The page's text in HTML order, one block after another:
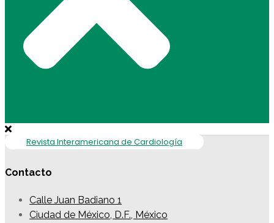
Revista Interamericana de Cardiología
Contacto
Calle Juan Badiano 1
Ciudad de México, D.F., México